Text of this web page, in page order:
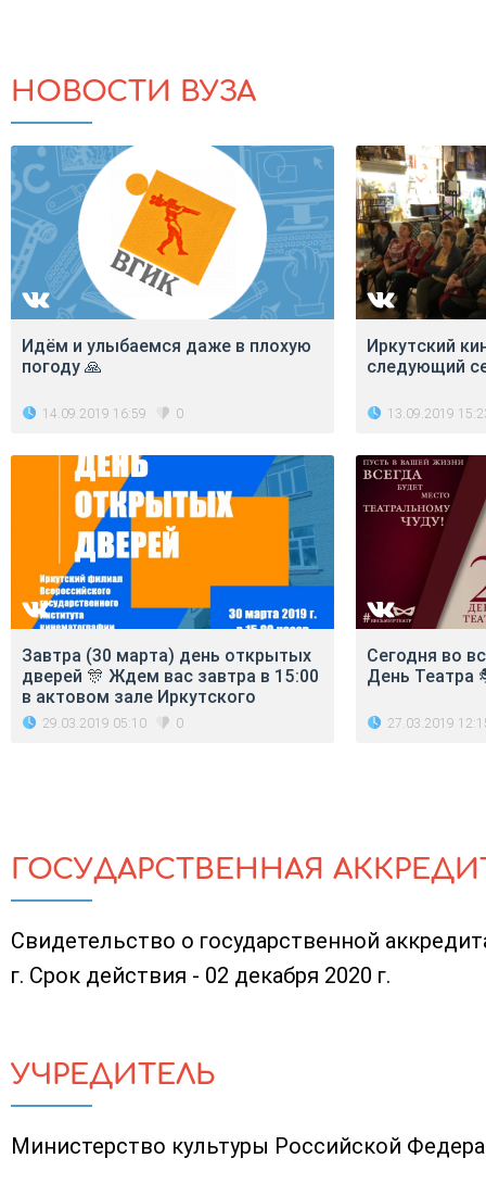
НОВОСТИ ВУЗА
Идём и улыбаемся даже в плохую
погоду 🙏
14.09.2019 16:59 0
Иркутский
следующий
13.09.2019
Завтра (30 марта) день открытых
дверей 🎊 Ждем вас завтра в 15:00
в актовом зале Иркутского
29.03.2019 05:10 0
Сегодня во
День Театра
27.03.2019
ГОСУДАРСТВЕННАЯ
Свидетельство о государственной
г. Срок действия - 02 декабря 2020 г.
УЧРЕДИТЕЛЬ
Министерство культуры Российской